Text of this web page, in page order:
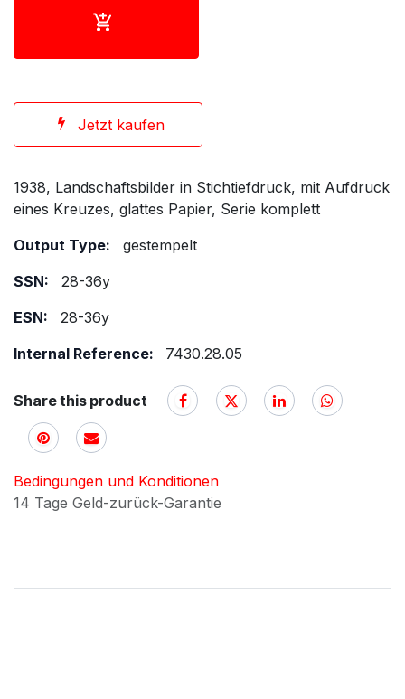
Jetzt kaufen
1938, Landschaftsbilder in Stichtiefdruck, mit Aufdruck
eines Kreuzes, glattes Papier, Serie komplett
Output Type:
gestempelt
SSN:
28-36y
ESN:
28-36y
Internal Reference:
7430.28.05
Share this product
Bedingungen und Konditionen
14 Tage Geld-zurück-Garantie